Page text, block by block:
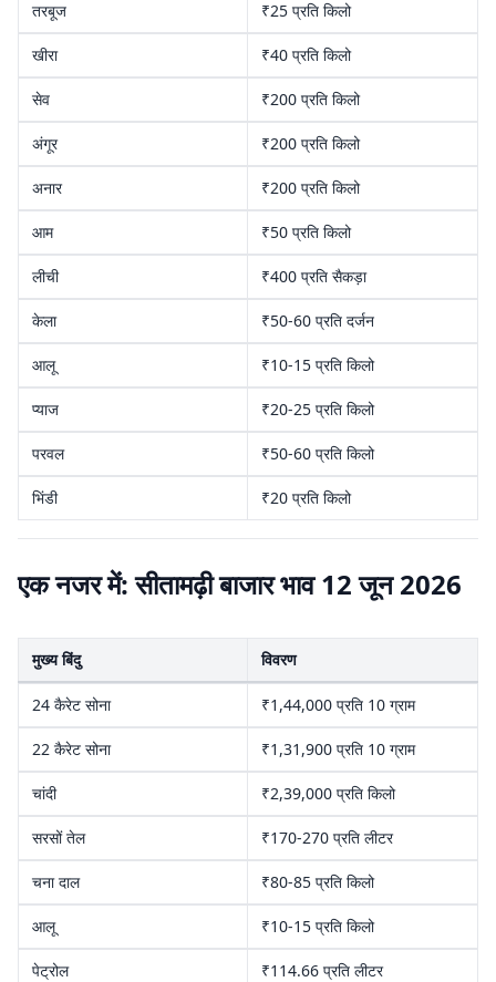
तरबूज ₹25 प्रति किलो
खीरा ₹40 प्रति किलो
सेव ₹200 प्रति किलो
अंगूर ₹200 प्रति किलो
अनार ₹200 प्रति किलो
आम ₹50 प्रति किलो
लीची ₹400 प्रति सैकड़ा
केला ₹50-60 प्रति दर्जन
आलू ₹10-15 प्रति किलो
प्याज ₹20-25 प्रति किलो
परवल ₹50-60 प्रति किलो
भिंडी ₹20 प्रति किलो
एक नजर में: सीतामढ़ी बाजार भाव 12 जून 2026
मुख्य बिंदु विवरण
24 कैरेट सोना ₹1,44,000 प्रति 10 ग्राम
22 कैरेट सोना ₹1,31,900 प्रति 10 ग्राम
चांदी ₹2,39,000 प्रति किलो
सरसों तेल ₹170-270 प्रति लीटर
चना दाल ₹80-85 प्रति किलो
आलू ₹10-15 प्रति किलो
पेट्रोल ₹114.66 प्रति लीटर